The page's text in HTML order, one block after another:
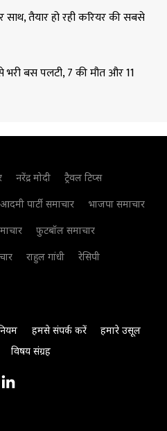
तैयार हो रही करियर की सबसे
भरी बस पलटी, 7 की मौत और 11
नरेंद्र मोदी
ट्रैवल टिप्स
पार्टी समाचार
भाजपा समाचार
फुटबॉल समाचार
राहुल गांधी
रेसिपी
हमसे संपर्क करें
हमारे उसूल
विषय संग्रह